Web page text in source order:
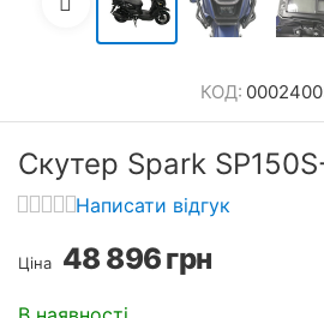
КОД:
Скутер Spark
Написати відгук
Ціна 48 896грн